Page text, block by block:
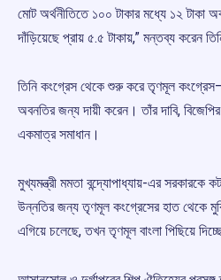
মোট অর্থনীতিতে ১০০ টাকার মধ্যে ১২ টাকা
দাঁড়িয়েছে প্রায় ৫.৫ টাকায়,” মন্তব্য করেন
তিনি কংগ্রেস থেকে শুরু করে তৃণমূল
অবনতির জন্য দায়ী করেন। তাঁর দাবি,
একমাত্র সমাধান।
মুখ্যমন্ত্রী মমতা বন্দ্যোপাধ্যায়-এর সরকারকে
উন্নতির জন্য তৃণমূল কংগ্রেসের হাত থেকে
এগিয়ে চলেছে, তখন তৃণমূল বাংলা পিছিয়ে